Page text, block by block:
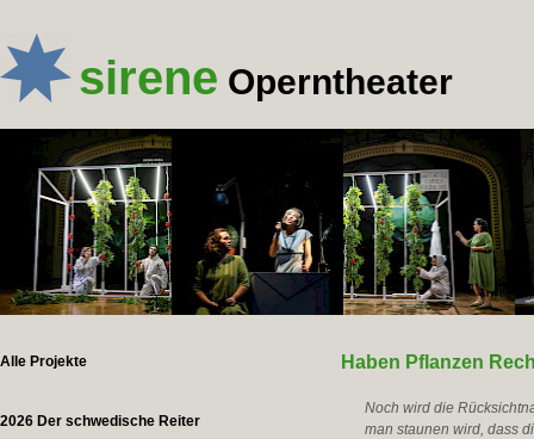
sirene Operntheater
Alle Projekte
2026 Der schwedische Reiter
Haben Pflanzen
Noch wird die
man staunen wird, dass